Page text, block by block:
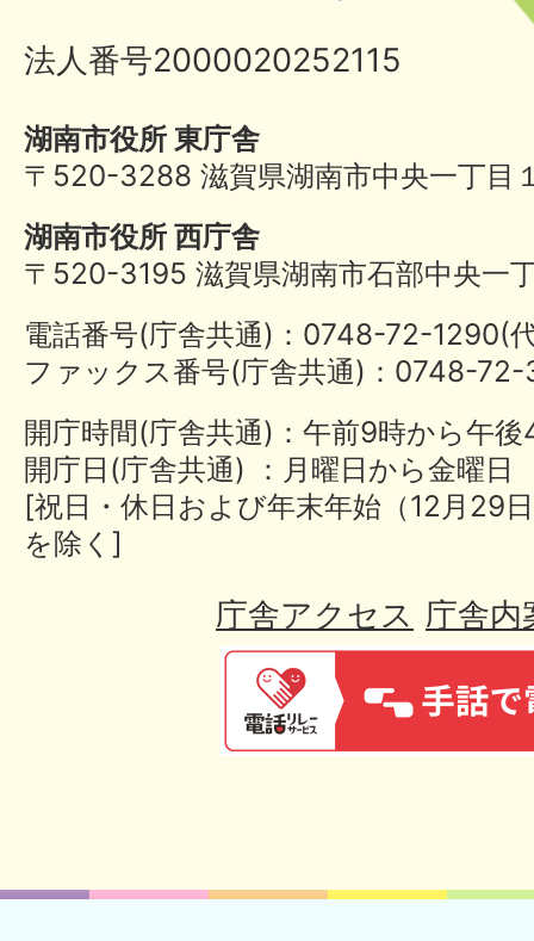
法人番号2000020252115
湖南市役所 東庁舎
〒520-3288 滋賀県湖南市中央一丁目
湖南市役所 西庁舎
〒520-3195 滋賀県湖南市石部中央一
電話番号(庁舎共通)：0748-72-
ファックス番号(庁舎共通)：0748-
開庁時間(庁舎共通)：午前9時から午
開庁日(庁舎共通) ：月曜日から金曜日
[祝日・休日および年末年始（12月29
を除く]
庁舎アクセス 庁舎内